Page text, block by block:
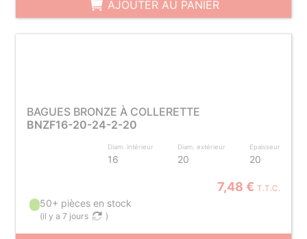
AJOUTER AU PANIER
BAGUES BRONZE À COLLERETTE
BNZF16-20-24-2-20
Diam. intérieur
16
Diam. extérieur
20
Epaisseur
20
7,48 € T.T.C.
50+ pièces en stock
(il y a 7 jours )